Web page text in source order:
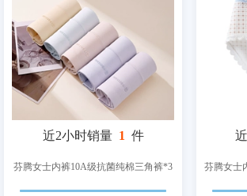
近2小时销量 1 件
芬腾女士内裤10A级抗菌纯棉三角裤*3 芬腾女士